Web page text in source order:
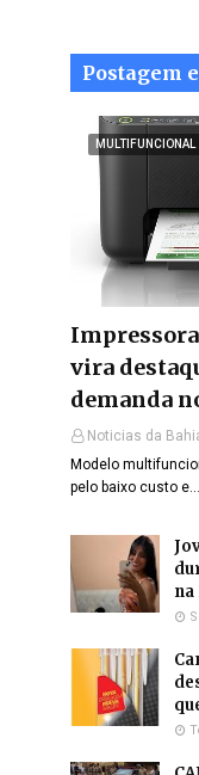
Postagem
MULTIFUNCIONAL
vira
demanda
Noticias da
Modelo
pelo baixo custo e…
na